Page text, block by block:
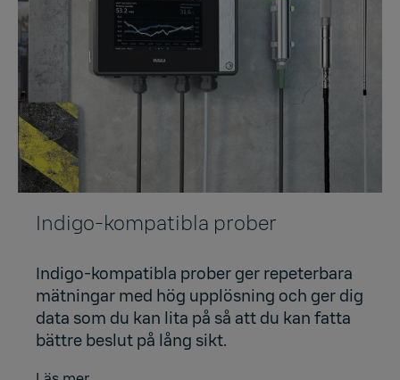
Indigo-kompatibla prober
Indigo-kompatibla prober ger repeterbara
mätningar med hög upplösning och ger dig
data som du kan lita på så att du kan fatta
bättre beslut på lång sikt.